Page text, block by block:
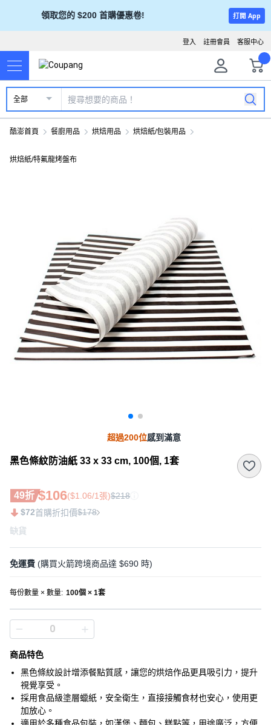
領取您的 $200 首購優惠卷! 打開 App
客服中心
註冊會員
登入
全部
酷澎首頁 餐廚用品 烘焙用品 烘焙紙/包裝用品
烘焙紙/特氟龍烤盤布
超過200位感到滿意
黑色條紋防油紙 33 x 33 cm, 100個, 1套
49折 $106($1.06/1張)$218
$72首購折扣價$178
缺貨
免運費 (購買火箭跨境商品達 $690 時)
每份數量 × 數量: 100個 × 1套
商品特色
黑色條紋設計增添餐點質感，讓您的烘焙作品更具吸引力，提升
視覺享受。
採用食品級塗層蠟紙，安全衛生，直接接觸食材也安心，使用更
加放心。